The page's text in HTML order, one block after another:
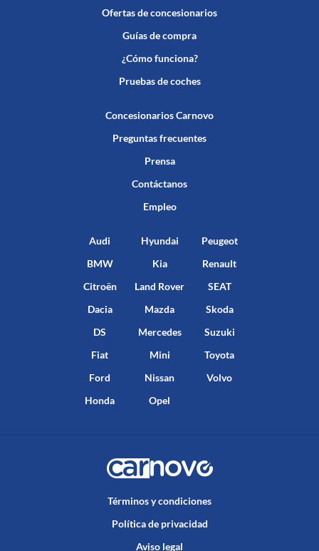
Ofertas de concesionarios
Guías de compra
¿Cómo funciona?
Pruebas de coches
Concesionarios Carnovo
Preguntas frecuentes
Prensa
Contáctanos
Empleo
Audi
BMW
Citroën
Dacia
DS
Fiat
Ford
Honda
Hyundai
Kia
Land Rover
Mazda
Mercedes
Mini
Nissan
Opel
Peugeot
Renault
SEAT
Skoda
Suzuki
Toyota
Volvo
Términos y condiciones
Política de privacidad
Aviso legal